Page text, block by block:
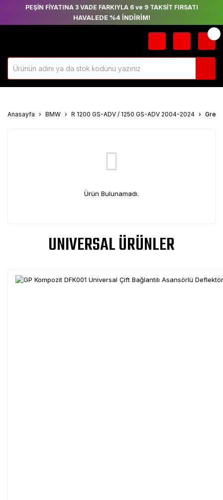
PEŞİN FİYATINA 3 VADE FARKIYLA 6 ve 9 TAKSİT FIRSATI
HAVALEDE %4 İNDİRİM!
Anasayfa BMW R 1200 GS-ADV / 1250 GS-ADV 2004-2024
Ürün Bulunamadı.
UNIVERSAL ÜRÜNLER